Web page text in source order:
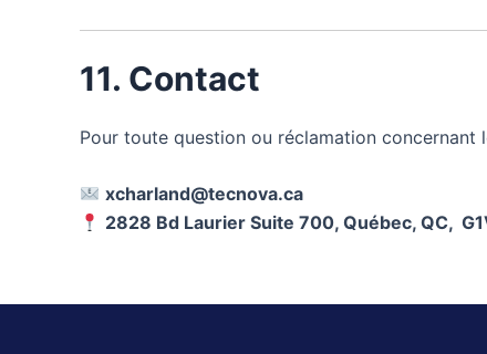
11. Contact
Pour toute question ou réclamation concernant
xcharland@tecnova.ca
2828 Bd Laurier Suite 700, Québec, QC,